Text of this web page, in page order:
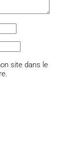
site dans le